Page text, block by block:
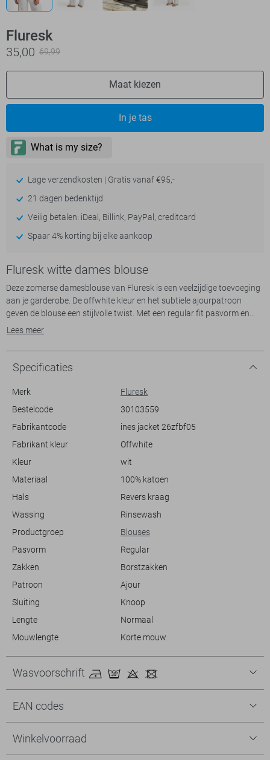
Fluresk
35,00 69,99
Maat kiezen
In je tas
Lage verzendkosten | Gratis vanaf €95,-
21 dagen bedenktijd
Veilig betalen: iDeal, Billink, PayPal, creditcard
Spaar 4% korting bij elke aankoop
Fluresk witte dames blouse
Deze zomerse damesblouse van Fluresk is een veelzijdige toevoeging
aan je garderobe. De offwhite kleur en het subtiele ajourpatroon
geven de blouse een stijlvolle twist. Met een regular fit pasvorm en
korte mouwen biedt dit kledingstuk comfort en vrijheid, ideaal voor
uitstraling toe die geschikt is voor verschillende gelegenheden, van
een casual stranddag tot een informele brunch.
De 100% katoenen stof zorgt voor een ademend en zacht gevoel op
touch. Of je nu een zomerse wandeling maakt of gezellig afspreekt
met vrienden, deze blouse past moeiteloos bij elke outfit. Combineer
hem met een lichte jeans of rok voor een frisse, zomerse look. Met zijn
Lees meer
Specificaties
Merk
Fluresk
Bestelcode
30103559
Fabrikantcode
ines jacket 26zfbf05
Fabrikant kleur
Offwhite
Kleur
wit
Materiaal
100% katoen
Hals
Revers kraag
Wassing
Rinsewash
Productgroep
Blouses
Pasvorm
Regular
Zakken
Borstzakken
Patroon
Ajour
Sluiting
Knoop
Lengte
Normaal
Mouwlengte
Korte mouw
Wasvoorschrift
EAN codes
Winkelvoorraad